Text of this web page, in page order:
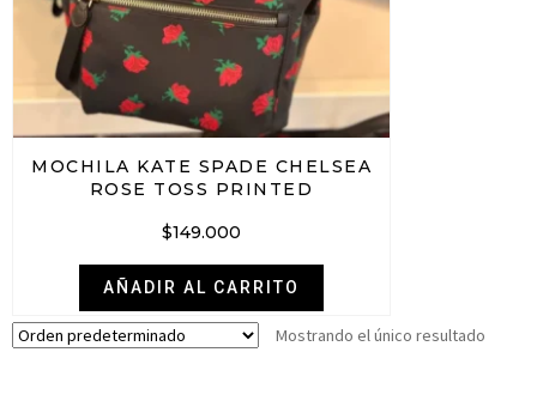
MOCHILA KATE SPADE CHELSEA
ROSE TOSS PRINTED
$149.000
AÑADIR AL CARRITO
Mostrando el único resultado